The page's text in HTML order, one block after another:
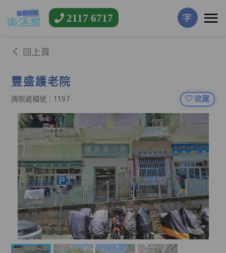
2117 6717 字
回上頁
豐盛護老院
牌照處檔號：1197 收藏